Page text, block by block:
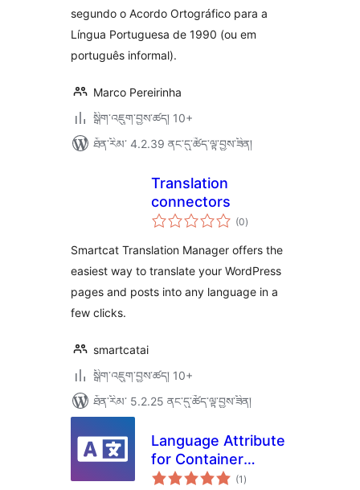
segundo o Acordo Ortográfico para a
Língua Portuguesa de 1990 (ou em
português informal).
Marco Pereirinha
སྒྲིག་འཇུག་བྱས་ཚད། 10+
ཐོན་རིམ་ 4.2.39 ནང་དུ་ཚོད་ལྟ་བྱས་ཟིན།
Translation
connectors
(0གདེང་
འཇོག་
ཚང་།
)
Smartcat Translation Manager offers the
easiest way to translate your WordPress
pages and posts into any language in a
few clicks.
smartcatai
སྒྲིག་འཇུག་བྱས་ཚད། 10+
ཐོན་རིམ་ 5.2.25 ནང་དུ་ཚོད་ལྟ་བྱས་ཟིན།
Language Attribute
for Container
Blocks and
(1 གདེང་
འཇོག་
)